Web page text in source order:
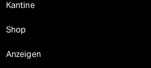
Kantine
Shop
Anzeigen